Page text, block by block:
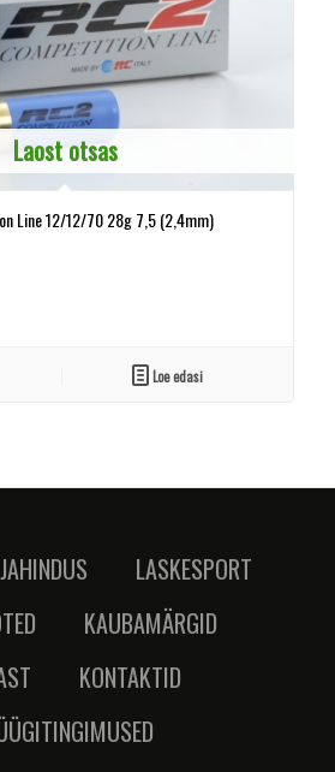
Laost otsas
Line 12/12/70 28g 7,5 (2,4mm)
Loe edasi
JAHINDUS
LASKESPORT
KAUBAMÄRGID
KONTAKTID